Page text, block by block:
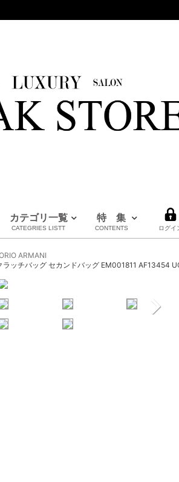
る
カテゴリ一覧
CATEGRIES LISTT
特 集
CONTENTS ログイ
ARMANI
ラッチバッグ セカンドバッグ EM001811 AF13454